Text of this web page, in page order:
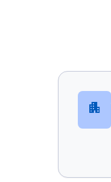
apartment